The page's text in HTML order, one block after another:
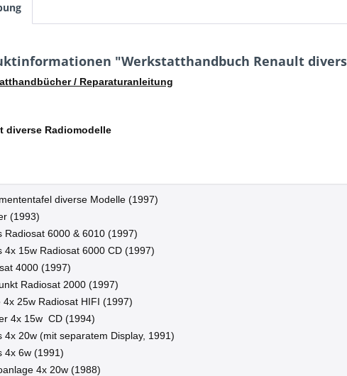
"Werkstatthandbuch Renault
/ Reparaturanleitung
diverse Radiomodelle
diverse Modelle (1997)
(1993)
Radiosat 6000 & 6010 (1997)
4x 15w Radiosat 6000 CD (1997)
4000 (1997)
Radiosat 2000 (1997)
4x 25w Radiosat HIFI (1997)
4x 15w CD (1994)
4x 20w (mit separatem Display, 1991)
4x 6w (1991)
4x 20w (1988)